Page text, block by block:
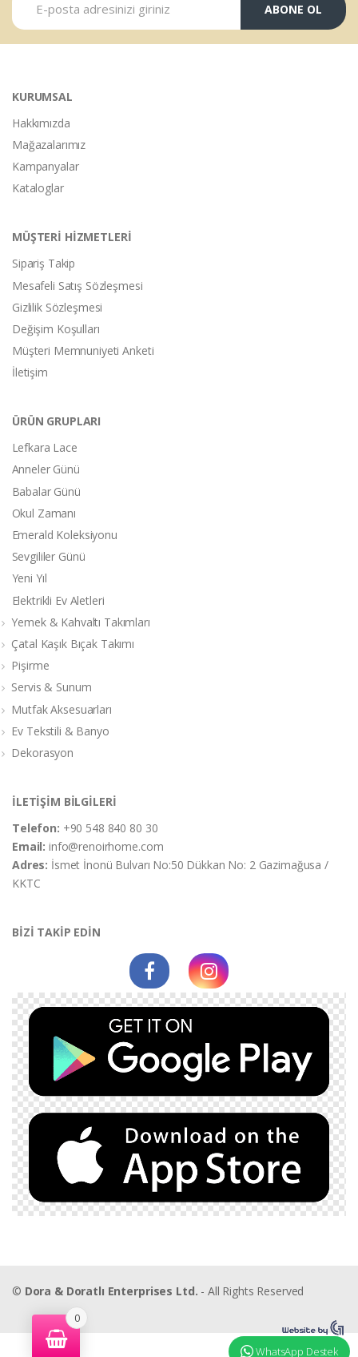
ABONE OL
KURUMSAL
Hakkımızda
Mağazalarımız
Kampanyalar
Kataloglar
MÜŞTERİ HİZMETLERİ
Sipariş Takip
Mesafeli Satış Sözleşmesi
Gizlilik Sözleşmesi
Değişim Koşulları
Müşteri Memnuniyeti Anketi
İletişim
ÜRÜN GRUPLARI
Lefkara Lace
Anneler Günü
Babalar Günü
Okul Zamanı
Emerald Koleksiyonu
Sevgililer Günü
Yeni Yıl
Elektrikli Ev Aletleri
Yemek & Kahvaltı Takımları
Çatal Kaşık Bıçak Takımı
Pişirme
Servis & Sunum
Mutfak Aksesuarları
Ev Tekstili & Banyo
Dekorasyon
İLETİŞİM BİLGİLERİ
Telefon: +90 548 840 80 30
Email:info@renoirhome.com
Adres: İsmet İnonü Bulvarı No:50 Dükkan No: 2 Gazimağusa /
KKTC
BİZİ TAKİP EDİN
© Dora & Doratlı Enterprises Ltd. - All Rights Reserved
0
WhatsApp Destek